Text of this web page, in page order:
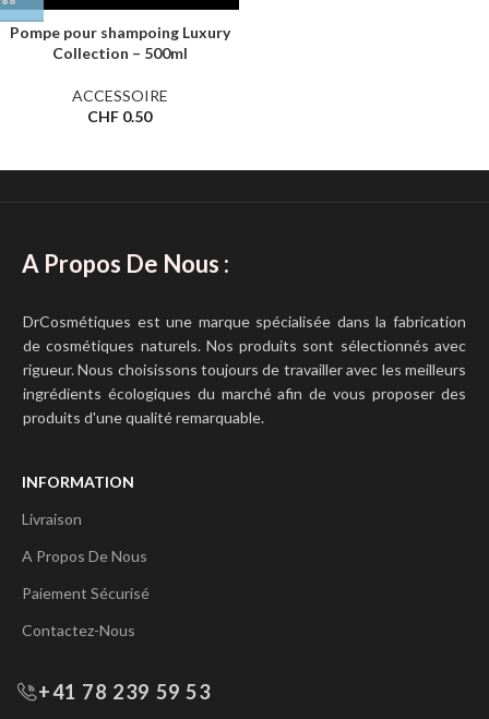
Pompe pour shampoing Luxury
Collection – 500ml
ACCESSOIRE
CHF 0.50
A Propos De Nous :
DrCosmétiques est une marque spécialisée dans la fabrication
de cosmétiques naturels. Nos produits sont sélectionnés avec
rigueur. Nous choisissons toujours de travailler avec les meilleurs
ingrédients écologiques du marché afin de vous proposer des
produits d'une qualité remarquable.
INFORMATION
Livraison
A Propos De Nous
Paiement Sécurisé
Contactez-Nous
+41 78 239 59 53